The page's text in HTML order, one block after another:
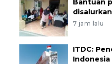
Bantuan
7 jam lalu
ITDC: